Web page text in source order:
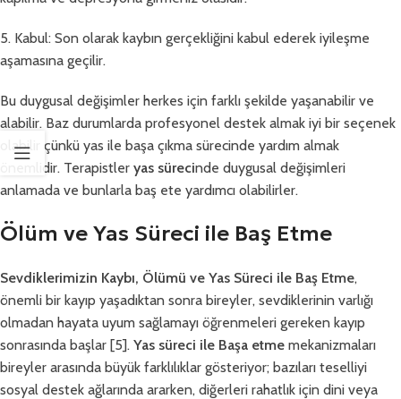
5. Kabul: Son olarak kaybın gerçekliğini kabul ederek iyileşme
aşamasına geçilir.
Bu duygusal değişimler herkes için farklı şekilde yaşanabilir ve
alabilir. Baz durumlarda profesyonel destek almak iyi bir seçenek
olabilir çünkü yas ile başa çıkma sürecinde yardım almak
önemlidir. Terapistler yas sürecinde duygusal değişimleri
anlamada ve bunlarla baş ete yardımcı olabilirler.
Ölüm ve Yas Süreci ile Baş Etme
Sevdiklerimizin Kaybı, Ölümü ve Yas Süreci ile Baş Etme,
önemli bir kayıp yaşadıktan sonra bireyler, sevdiklerinin varlığı
olmadan hayata uyum sağlamayı öğrenmeleri gereken kayıp
sonrasında başlar [5]. Yas süreci ile Başa etme mekanizmaları
bireyler arasında büyük farklılıklar gösteriyor; bazıları teselliyi
sosyal destek ağlarında ararken, diğerleri rahatlık için dini veya